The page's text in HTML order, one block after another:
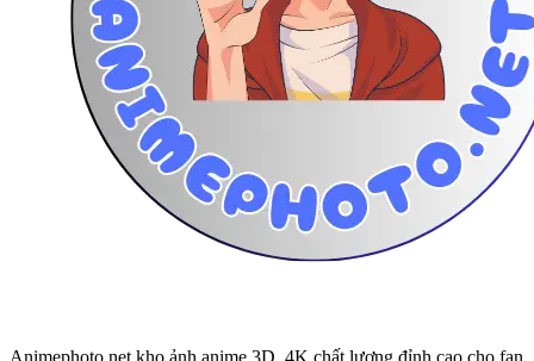
Animephoto.net kho ảnh anime 3D, 4K chất lượng đỉnh cao cho fan